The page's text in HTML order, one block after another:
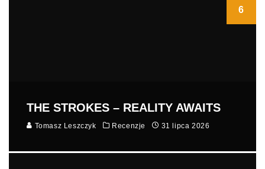
6
THE STROKES – REALITY AWAITS
Tomasz Leszczyk Recenzje 31 lipca 2026